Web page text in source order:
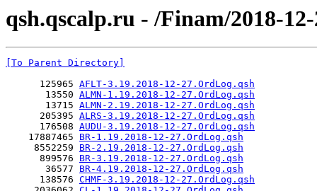
qsh.qscalp.ru - /Finam/2018-
[To Parent Directory]
      125965
AFLT-3.19.2018-12-27.OrdLog.qsh
       13550
ALMN-1.19.2018-12-27.OrdLog.qsh
       13715
ALMN-2.19.2018-12-27.OrdLog.qsh
      205395
ALRS-3.19.2018-12-27.OrdLog.qsh
      176508
AUDU-3.19.2018-12-27.OrdLog.qsh
    17887465
BR-1.19.2018-12-27.OrdLog.qsh
     8552259
BR-2.19.2018-12-27.OrdLog.qsh
      899576
BR-3.19.2018-12-27.OrdLog.qsh
       36577
BR-4.19.2018-12-27.OrdLog.qsh
      138576
CHMF-3.19.2018-12-27.OrdLog.qsh